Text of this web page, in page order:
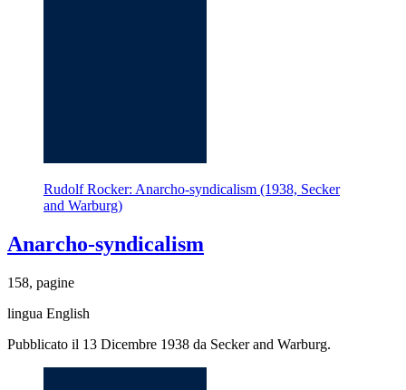
Rudolf Rocker: Anarcho-syndicalism (1938, Secker
and Warburg)
Anarcho-syndicalism
158, pagine
lingua English
Pubblicato il 13 Dicembre 1938 da Secker and Warburg.